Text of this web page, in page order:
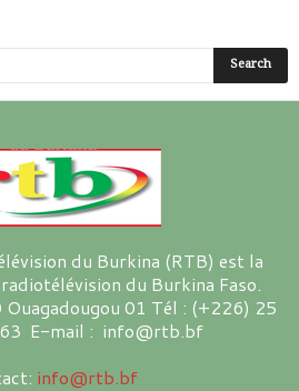
du Burkina (RTB) est la
du Burkina Faso.
01 Tél : (+226) 25
E-mail : info@rtb.bf
info@rtb.bf